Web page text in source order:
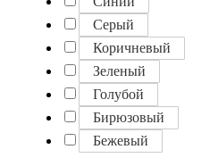
Серый
Коричневый
Зеленый
Голубой
Бирюзовый
Бежевый